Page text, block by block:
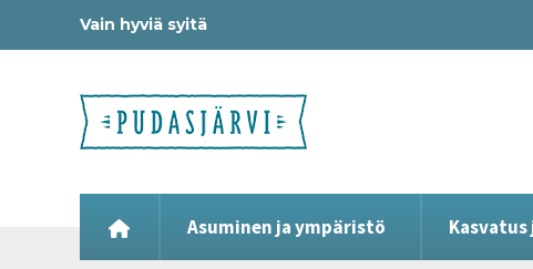
Vain hyviä syitä
Asuminen ja ympäristö